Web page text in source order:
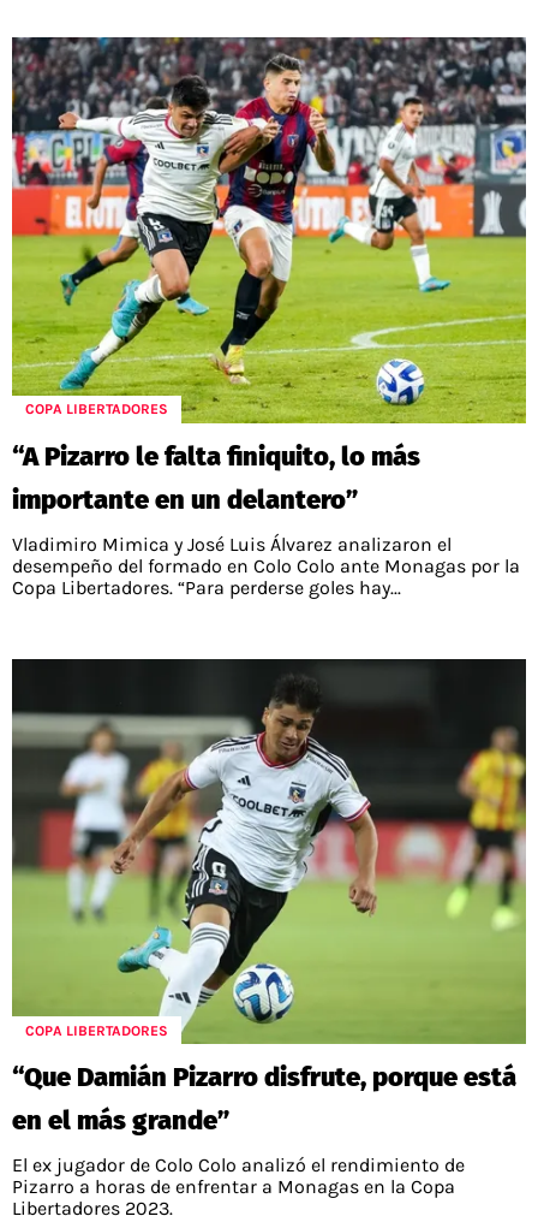
Ad Choices
RedGol, al igual que Futbol Sites, es una
compañía perteneciente a Better Collective.
Todos los derechos reservados
COPA LIBERTADORES
“A Pizarro le falta finiquito, lo más
importante en un delantero”
Vladimiro Mimica y José Luis Álvarez analizaron el
desempeño del formado en Colo Colo ante Monagas por la
Copa Libertadores. “Para perderse goles hay...
COPA LIBERTADORES
“Que Damián Pizarro disfrute, porque está
en el más grande”
El ex jugador de Colo Colo analizó el rendimiento de
Pizarro a horas de enfrentar a Monagas en la Copa
Libertadores 2023.